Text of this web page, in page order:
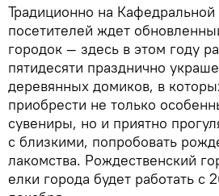
Традиционно на
посетителей ждет
городок — здесь в этом году
пятидесяти празднично
деревянных домиков, в
приобрести не только
сувениры, но и приятно
с близкими, попробовать
лакомства. Рождественский
елки города будет работать с